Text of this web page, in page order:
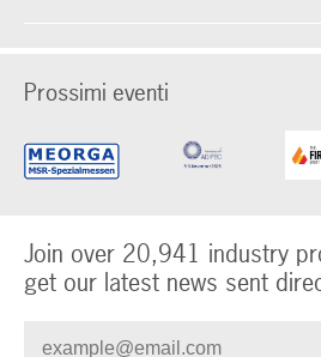
Prossimi eventi
Join over 20,941 industry
get our latest news sent